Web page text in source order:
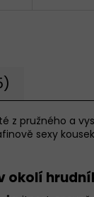
z pružného a
sexy
okolí